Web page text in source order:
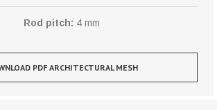
Rod pitch: 4 mm
PDF ARCHITECTURAL MESH